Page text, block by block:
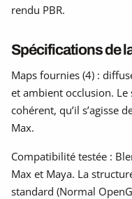
rendu PBR.
Spécifications de
Maps fournies (4) :
et ambient occlusion.
cohérent, qu’il s’agisse
Max.
Compatibilité testée :
Max et Maya. La
standard (Normal